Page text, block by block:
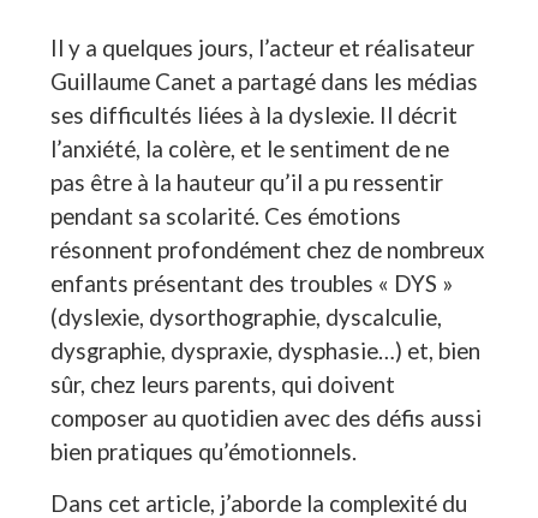
Il y a quelques jours, l’acteur et réalisateur
Guillaume Canet a partagé dans les médias
ses difficultés liées à la dyslexie. Il décrit
l’anxiété, la colère, et le sentiment de ne
pas être à la hauteur qu’il a pu ressentir
pendant sa scolarité. Ces émotions
résonnent profondément chez de nombreux
enfants présentant des troubles « DYS »
(dyslexie, dysorthographie, dyscalculie,
dysgraphie, dyspraxie, dysphasie…) et, bien
sûr, chez leurs parents, qui doivent
composer au quotidien avec des défis aussi
bien pratiques qu’émotionnels.
Dans cet article, j’aborde la complexité du